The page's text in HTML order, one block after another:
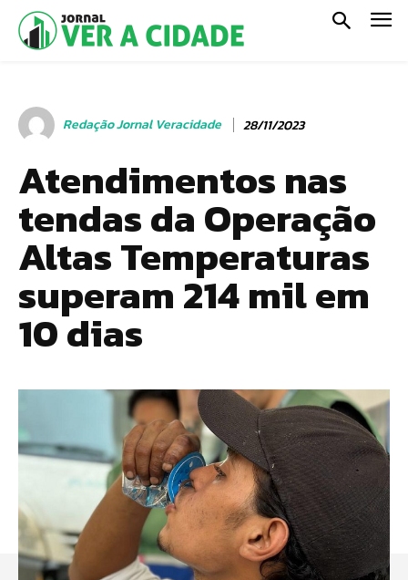
Redação Jornal Veracidade 28/11/2023
Atendimentos nas
tendas da Operação
Altas Temperaturas
superam 214 mil em
10 dias